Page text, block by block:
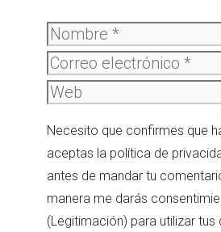
Nombre
Necesito que confirmes que
aceptas la política de
antes de mandar tu
manera me darás
(Legitimación) para utilizar tus